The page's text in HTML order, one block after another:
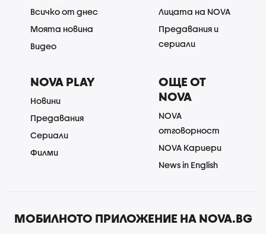
Всичко от днес
Моята новина
Видео
Лицата на NOVA
Предавания и
сериали
NOVA PLAY
Новини
Предавания
Сериали
Филми
ОЩЕ ОТ
NOVA
NOVA
отговорност
NOVA Кариери
News in English
МОБИЛНОТО ПРИЛОЖЕНИЕ НА NOVA.BG